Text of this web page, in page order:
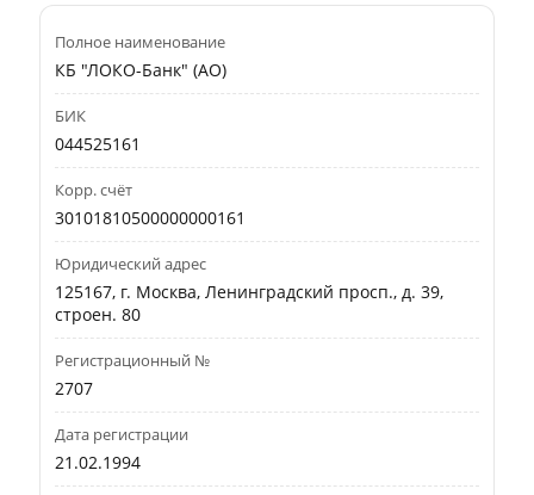
Полное наименование
КБ "ЛОКО-Банк" (АО)
БИК
044525161
Корр. счёт
30101810500000000161
Юридический адрес
125167, г. Москва, Ленинградский просп., д. 39,
строен. 80
Регистрационный №
2707
Дата регистрации
21.02.1994